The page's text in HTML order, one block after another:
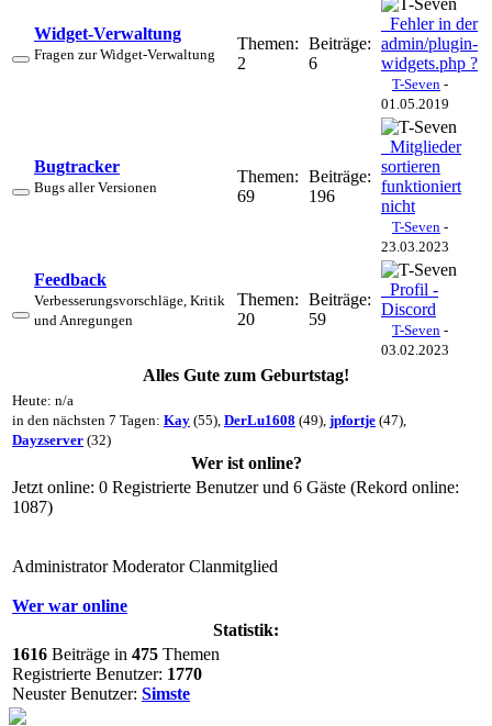
Widget-Verwaltung
Fragen zur Widget-Verwaltung
Themen:
2
Beiträge:
6
Fehler in der
admin/plugin-
widgets.php ?
T-Seven -
01.05.2019
Bugtracker
Bugs aller Versionen
Themen:
69
Beiträge:
196
Mitglieder
sortieren
funktioniert
nicht
T-Seven -
23.03.2023
Feedback
Verbesserungsvorschläge, Kritik
und Anregungen
Themen:
20
Beiträge:
59
Profil -
Discord
T-Seven -
03.02.2023
Alles Gute zum Geburtstag!
Heute: n/a
in den nächsten 7 Tagen: Kay (55), DerLu1608 (49), jpfortje (47),
Dayzserver (32)
Wer ist online?
Jetzt online: 0 Registrierte Benutzer und 6 Gäste (Rekord online:
1087)
Administrator Moderator Clanmitglied
Wer war online
Statistik:
1616 Beiträge in 475 Themen
Registrierte Benutzer: 1770
Neuster Benutzer: Simste